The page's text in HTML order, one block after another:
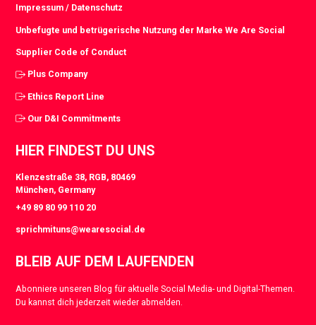
Impressum / Datenschutz
Unbefugte und betrügerische Nutzung der Marke We Are Social
Supplier Code of Conduct
Plus Company
Ethics Report Line
Our D&I Commitments
HIER FINDEST DU UNS
Klenzestraße 38, RGB, 80469
München, Germany
+49 89 80 99 110 20
sprichmituns@wearesocial.de
BLEIB AUF DEM LAUFENDEN
Abonniere unseren Blog für aktuelle Social Media- und Digital-Themen.
Du kannst dich jederzeit wieder abmelden.